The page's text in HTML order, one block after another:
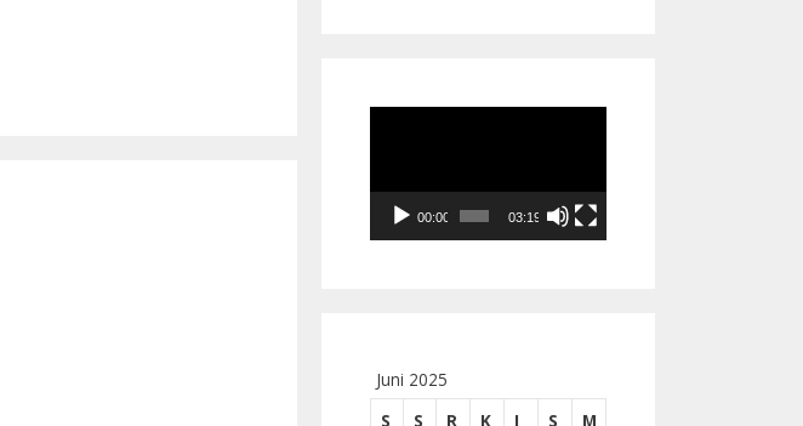
00:00 03:19
Juni 2025
S
S R K J S M